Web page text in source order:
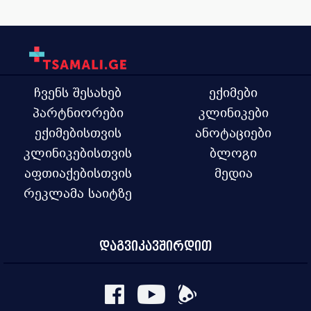
ჩვენს შესახებ
პარტნიორები
ექიმებისთვის
კლინიკებისთვის
აფთიაქებისთვის
რეკლამა საიტზე
ექიმები
კლინიკები
ანოტაციები
ბლოგი
მედია
დაგვიკავშირდით